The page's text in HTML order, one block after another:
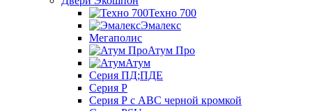
Техно 700
Эмалекс
Мегаполис
Атум Про
Атум
Серия ПД;ПДЕ
Серия Р
Серия Р с АВС черной кромкой